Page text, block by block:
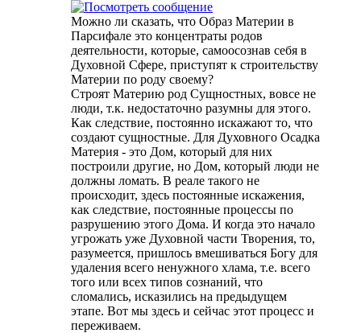
Можно ли сказать, что Образ Материи в
Парсифале это концентраты родов
деятельности, которые, самоосознав себя в
Духовной Сфере, приступят к строительству
Материи по роду своему?
Строят Материю род Сущностных, вовсе не
люди, т.к. недостаточно разумны для этого.
Как следствие, постоянно искажают то, что
создают сущностные. Для Духовного Осадка
Материя - это Дом, который для них
построили другие, но Дом, который люди не
должны ломать. В реале такого не
происходит, здесь постоянные искажения,
как следствие, постоянные процессы по
разрушению этого Дома. И когда это начало
угрожать уже Духовной части Творения, то,
разумеется, пришлось вмешиваться Богу для
удаления всего ненужного хлама, т.е. всего
того или всех типов сознаний, что
сломались, исказились на предыдущем
этапе. Вот мы здесь и сейчас этот процесс и
переживаем.